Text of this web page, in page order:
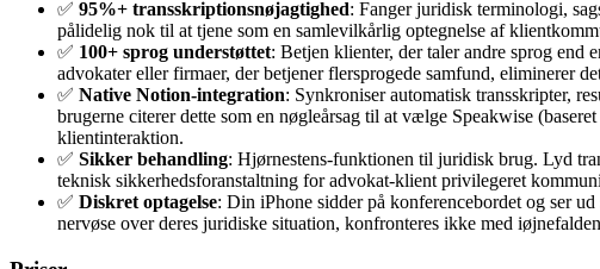
✅ 95%+ transskriptionsnøjagtighed: Fanger juridisk terminologi,
pålidelig nok til at tjene som en samlevilkårlig optegnelse af
✅ 100+ sprog understøttet: Betjen klienter, der taler andre sprog end
advokater eller firmaer, der betjener flersprogede samfund, eliminerer
✅ Native Notion-integration: Synkroniser automatisk transskripter,
brugerne citerer dette som en nøgleårsag til at vælge Speakwise
klientinteraktion.
✅ Sikker behandling: Hjørnestens-funktionen til juridisk brug. Lyd
teknisk sikkerhedsforanstaltning for advokat-klient privilegeret
✅ Diskret optagelse: Din iPhone sidder på konferencebordet og ser
nervøse over deres juridiske situation, konfronteres ikke med